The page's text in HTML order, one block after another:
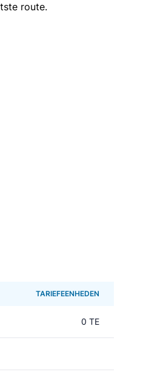
route.
TARIEFEENHEDEN
0 TE